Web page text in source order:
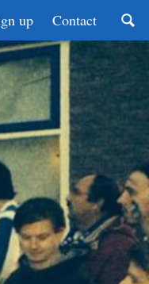
up Contact